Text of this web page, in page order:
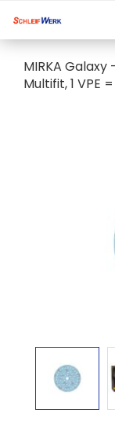
MIRKA Galaxy
Multifit, 1 VPE